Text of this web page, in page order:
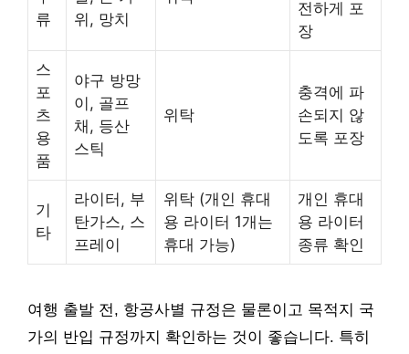
류
위, 망치
전하게 포
장
스
포
츠
용
품
야구 방망
이, 골프
채, 등산
스틱
위탁
충격에 파
손되지 않
도록 포장
기
타
라이터, 부
탄가스, 스
프레이
위탁 (개인 휴대
용 라이터 1개는
휴대 가능)
개인 휴대
용 라이터
종류 확인
여행 출발 전, 항공사별 규정은 물론이고 목적지 국
가의 반입 규정까지 확인하는 것이 좋습니다. 특히